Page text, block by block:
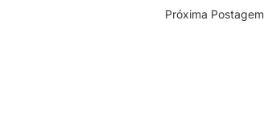
Próxima Postagem